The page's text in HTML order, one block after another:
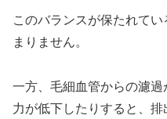
このバランスが保たれて
まりません。
一方、毛細血管からの濾
力が低下したりすると、